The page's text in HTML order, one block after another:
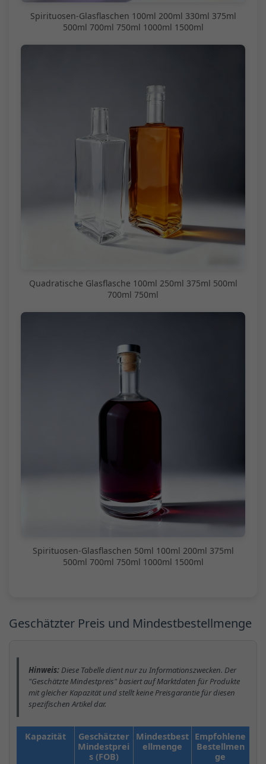
Spirituosen-Glasflaschen 100ml 200ml 330ml 375ml
500ml 700ml 750ml 1000ml 1500ml
Quadratische Glasflasche 100ml 250ml 375ml 500ml
700ml 750ml
Spirituosen-Glasflaschen 50ml 100ml 200ml 375ml
500ml 700ml 750ml 1000ml 1500ml
Geschätzter Preis und Mindestbestellmenge
Hinweis:Diese Tabelle dient nur zu Informationszwecken. Der
"Geschätzte Mindestpreis" basiert auf Marktdaten für Produkte
mit gleicher Kapazität und stellt keine Preisgarantie für diesen
spezifischen Artikel dar.
Kapazität
Geschätzter
Mindestprei
s (FOB)
Mindestbest
ellmenge
Empfohlene
Bestellmen
ge